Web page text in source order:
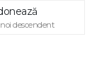
descendent